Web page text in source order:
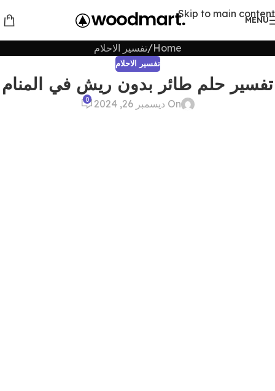
Skip to main content
MENU
Home تفسير الاحلام
تفسير الاحلام
تفسير حلم طائر بدون ريش في المنام
On ديسمبر 26, 2024 0